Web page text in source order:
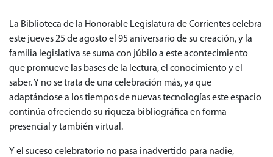
La Biblioteca de la Honorable Legislatura de Corrientes celebra
este jueves 25 de agosto el 95 aniversario de su creación, y la
familia legislativa se suma con júbilo a este acontecimiento
que promueve las bases de la lectura, el conocimiento y el
saber. Y no se trata de una celebración más, ya que
adaptándose a los tiempos de nuevas tecnologías este espacio
continúa ofreciendo su riqueza bibliográfica en forma
presencial y también virtual.
Y el suceso celebratorio no pasa inadvertido para nadie,